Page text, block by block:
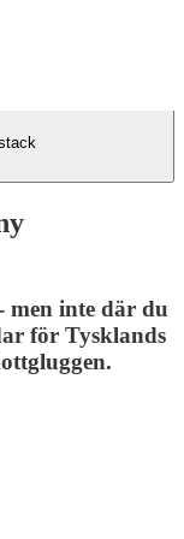
men inte där du
för Tysklands